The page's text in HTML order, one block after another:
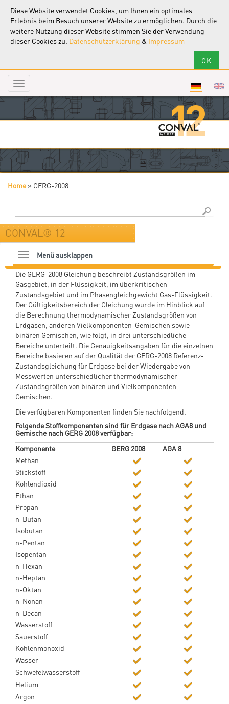
Diese Website verwendet Cookies, um Ihnen ein optimales
Erlebnis beim Besuch unserer Website zu ermöglichen. Durch die
weitere Nutzung dieser Website stimmen Sie der Verwendung
dieser Cookies zu. Datenschutzerklärung & Impressum
Toggle
navigation
Sie sind hier
Home » GERG-2008
CONVAL® 12
Menü ausklappen
Die GERG-2008 Gleichung beschreibt Zustandsgrößen im
Gasgebiet, in der Flüssigkeit, im überkritischen
Zustandsgebiet und im Phasengleichgewicht Gas-Flüssigkeit.
Der Gültigkeitsbereich der Gleichung wurde im Hinblick auf
die Berechnung thermodynamischer Zustandsgrößen von
Erdgasen, anderen Vielkomponenten-Gemischen sowie
binären Gemischen, wie folgt, in drei unterschiedliche
Bereiche unterteilt. Die Genauigkeitsangaben für die einzelnen
Bereiche basieren auf der Qualität der GERG-2008 Referenz-
Zustandsgleichung für Erdgase bei der Wiedergabe von
Messwerten unterschiedlicher thermodynamischer
Zustandsgrößen von binären und Vielkomponenten-
Gemischen.
Die verfügbaren Komponenten finden Sie nachfolgend.
Folgende Stoffkomponenten sind für Erdgase nach AGA8 und
Gemische nach GERG 2008 verfügbar:
Komponente
GERG 2008
AGA 8
Methan
Stickstoff
Kohlendioxid
Ethan
Propan
n-Butan
Isobutan
n-Pentan
Isopentan
n-Hexan
n-Heptan
n-Oktan
n-Nonan
n-Decan
Wasserstoff
Sauerstoff
Kohlenmonoxid
Wasser
Schwefelwasserstoff
Helium
Argon